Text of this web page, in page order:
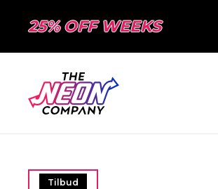
25% OFF WEEKS
Tilbud